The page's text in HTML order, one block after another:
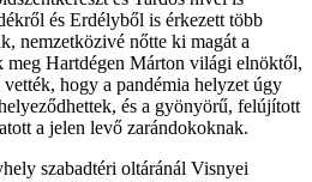
és Erdélyből is érkezett több
nemzetközivé nőtte ki magát a
meg Hartdégen Márton világi elnöktől,
hogy a pandémia helyzet úgy
és a gyönyörű, felújított
a jelen levő zarándokoknak.
szabadtéri oltáránál Visnyei